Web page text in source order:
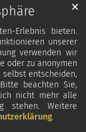
Erlebnis bieten.
unserer
verwenden wir
oder zu anonymen
selbst entscheiden,
beachten Sie,
nicht mehr alle
stehen. Weitere
.
✕